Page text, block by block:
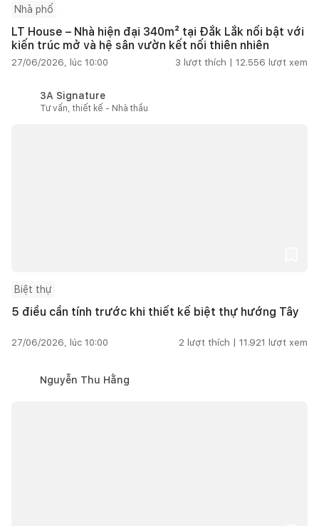
Nhà phố
LT House – Nhà hiện đại 340m² tại Đắk Lắk nổi bật với
kiến trúc mở và hệ sân vườn kết nối thiên nhiên
27/06/2026, lúc 10:00 3 lượt thích | 12.556 lượt xem
3A Signature
Tư vấn, thiết kế - Nhà thầu
Biệt thự
5 điều cần tính trước khi thiết kế biệt thự hướng Tây
27/06/2026, lúc 10:00 2 lượt thích | 11.921 lượt xem
Nguyễn Thu Hằng